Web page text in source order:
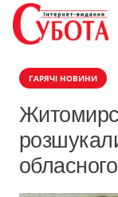
ГАРЯЧІ НОВИНИ